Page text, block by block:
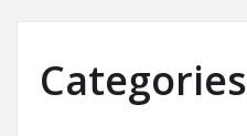
Categories